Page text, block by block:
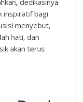
dedikasinya
inspiratif bagi
menyebut,
hati, dan
akan terus